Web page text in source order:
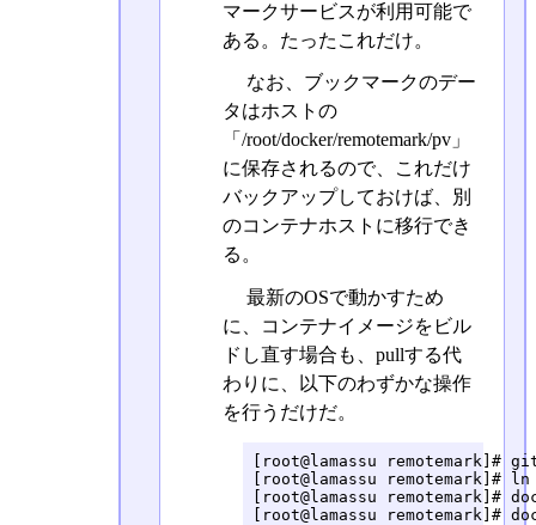
マークサービスが利用可能で
ある。たったこれだけ。
なお、ブックマークのデー
タはホストの
「/root/docker/remotemark/pv」
に保存されるので、これだけ
バックアップしておけば、別
のコンテナホストに移行でき
る。
最新のOSで動かすため
に、コンテナイメージをビル
ドし直す場合も、pullする代
わりに、以下のわずかな操作
を行うだけだ。
[root@lamassu
[root@lamassu remotemark]#
[root@lamassu remotemark]#
[root@lamassu remotemark]#